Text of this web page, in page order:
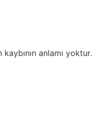
anlamı yoktur.